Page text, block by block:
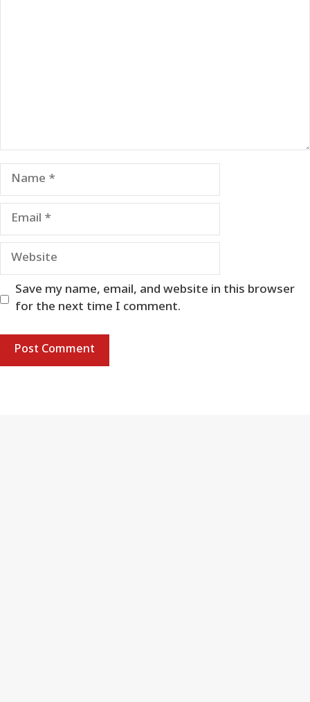
Name
Email
Website
Save my name, email, and website in this browser
for the next time I comment.